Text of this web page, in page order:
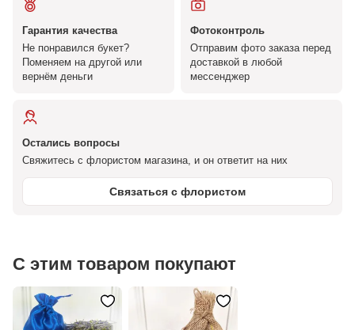
Гарантия качества
Не понравился букет?
Поменяем на другой или
вернём деньги
Фотоконтроль
Отправим фото заказа перед
доставкой в любой
мессенджер
Остались вопросы
Свяжитесь с флористом магазина, и он ответит на них
Связаться с флористом
С этим товаром покупают